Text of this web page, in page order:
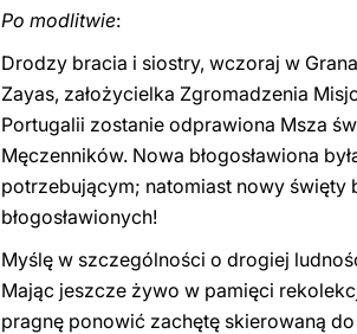
Po modlitwie:
Drodzy bracia i siostry, wczoraj w
Zayas, założycielka Zgromadzenia
Portugalii zostanie odprawiona Msza
Męczenników. Nowa błogosławiona
potrzebującym; natomiast nowy święty
błogosławionych!
Myślę w szczególności o drogiej
Mając jeszcze żywo w pamięci
pragnę ponowić zachętę skierowaną